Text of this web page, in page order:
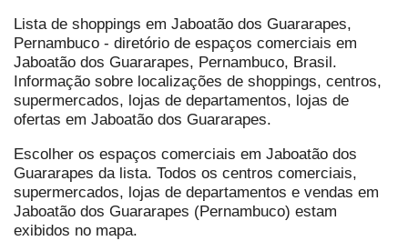
Lista de shoppings em Jaboatão dos Guararapes,
Pernambuco - diretório de espaços comerciais em
Jaboatão dos Guararapes, Pernambuco, Brasil.
Informação sobre localizações de shoppings, centros,
supermercados, lojas de departamentos, lojas de
ofertas em Jaboatão dos Guararapes.
Escolher os espaços comerciais em Jaboatão dos
Guararapes da lista. Todos os centros comerciais,
supermercados, lojas de departamentos e vendas em
Jaboatão dos Guararapes (Pernambuco) estam
exibidos no mapa.